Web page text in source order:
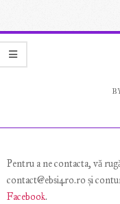
Secondary
Navigation
Pentru a ne contacta, vă
contact@ebsi4ro.ro și
Facebook.